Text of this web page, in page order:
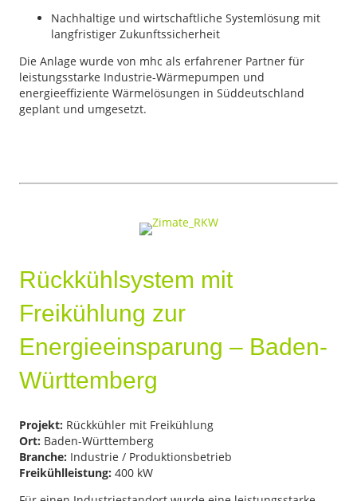
Nachhaltige und wirtschaftliche Systemlösung mit
langfristiger Zukunftssicherheit
Die Anlage wurde von mhc als erfahrener Partner für
leistungsstarke Industrie-Wärmepumpen und
energieeffiziente Wärmelösungen in Süddeutschland
geplant und umgesetzt.
Rückkühlsystem mit
Freikühlung zur
Energieeinsparung – Baden-
Württemberg
Projekt: Rückkühler mit Freikühlung
Ort: Baden-Württemberg
Branche: Industrie / Produktionsbetrieb
Freikühlleistung: 400 kW